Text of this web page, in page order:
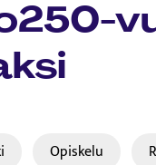
Opiskelu